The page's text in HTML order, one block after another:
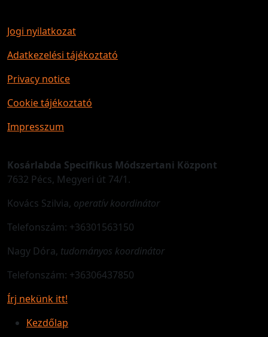
Jogi nyilatkozat
Adatkezelési tájékoztató
Privacy notice
Cookie tájékoztató
Impresszum
Kosárlabda Specifikus Módszertani Központ
7632 Pécs, Megyeri út 74/1.
Kovács Szilvia, operatív koordinátor
Telefonszám: +36301563150
Nagy Dóra, tudományos koordinátor
Telefonszám: +36306437850
Írj nekünk itt!
Kezdőlap